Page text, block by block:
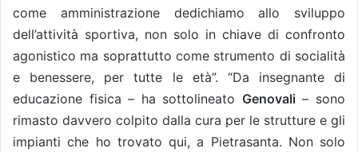
come amministrazione dedichiamo allo sviluppo
dell’attività sportiva, non solo in chiave di confronto
agonistico ma soprattutto come strumento di socialità
e benessere, per tutte le età”. “Da insegnante di
educazione fisica – ha sottolineato Genovali – sono
rimasto davvero colpito dalla cura per le strutture e gli
impianti che ho trovato qui, a Pietrasanta. Non solo